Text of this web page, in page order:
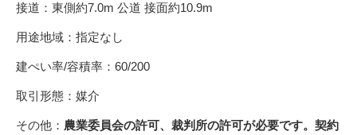
接道：東側約7.0m 公道 接面約10.9m
用途地域：指定なし
建ぺい率/容積率：60/200
取引形態：媒介
その他： 農業委員会の許可、裁判所の許可が必要です。契約